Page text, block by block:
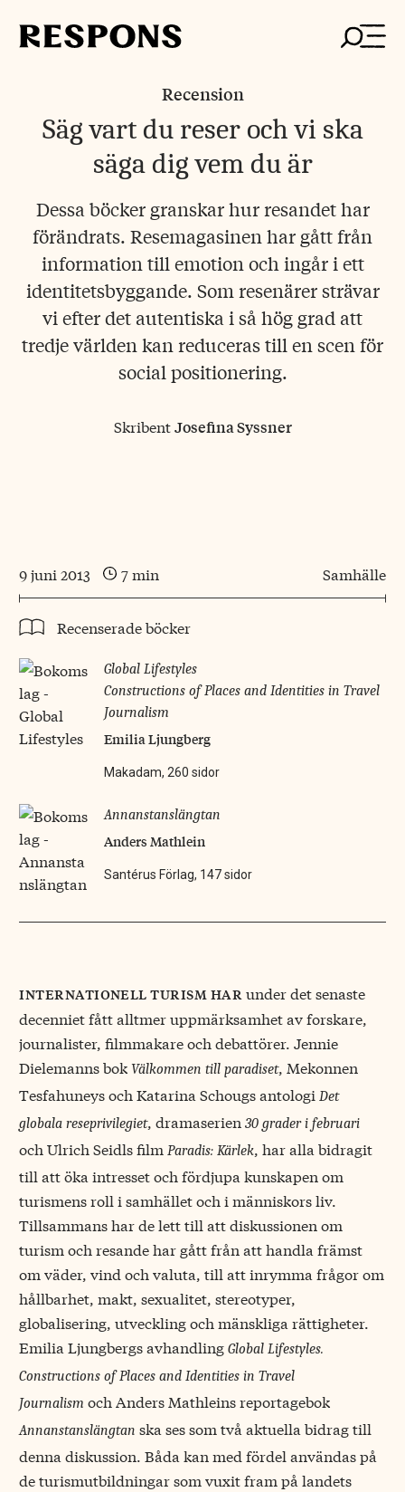
Recension
Säg vart du reser och vi ska
säga dig vem du är
Dessa böcker granskar hur resandet har
förändrats. Resemagasinen har gått från
information till emotion och ingår i ett
identitetsbyggande. Som resenärer strävar
vi efter det autentiska i så hög grad att
tredje världen kan reduceras till en scen för
social positionering.
SkribentJosefina Syssner
9 juni 2013 7 min Samhälle
Recenserade böcker
Global Lifestyles
Constructions of Places and Identities in Travel
Journalism
Emilia Ljungberg
Makadam, 260 sidor
Annanstanslängtan
Anders Mathlein
Santérus Förlag, 147 sidor
internationell turism harunder det senaste
decenniet fått alltmer uppmärksamhet av forskare,
journalister, filmmakare och debattörer. Jennie
Dielemanns bokVälkommen till paradiset, Mekonnen
Tesfahuneys och Katarina Schougs antologi Det
globala reseprivilegiet, dramaserien30 grader i februari
och Ulrich Seidls film Paradis: Kärlek, har alla bidragit
till att öka intresset och fördjupa kunskapen om
turismens roll i samhället och i människors liv.
Tillsammans har de lett till att diskussionen om
turism och resande har gått från att handla främst
om väder, vind och valuta, till att inrymma frågor om
hållbarhet, makt, sexualitet, stereotyper,
globalisering, utveckling och mänskliga rättigheter.
Emilia Ljungbergs avhandlingGlobal Lifestyles.
Constructions of Places and Identities in Travel
Journalism och Anders Mathleins reportagebok
Annanstanslängtan ska ses som två aktuella bidrag till
denna diskussion. Båda kan med fördel användas på
de turismutbildningar som vuxit fram på landets